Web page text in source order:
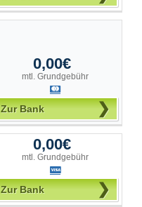
0,00€
mtl. Grundgebühr
Zur Bank
0,00€
mtl. Grundgebühr
Zur Bank